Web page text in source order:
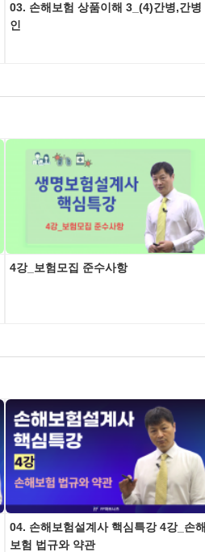
03. 손해보험 상품이해 3_(4)간병,간병
인
4강_보험모집 준수사항
04. 손해보험설계사 핵심특강 4강_손해
보험 법규와 약관